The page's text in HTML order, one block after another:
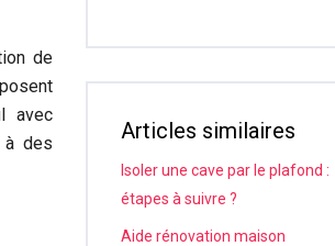
de
avec
à des
Articles similaires
Isoler une cave par le plafond :
étapes à suivre ?
Aide rénovation maison